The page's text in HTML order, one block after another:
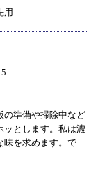
用
の準備や掃除中など
ッとします。私は濃
味を求めます。で